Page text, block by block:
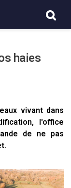
haies
vivant dans
l'office
de ne pas